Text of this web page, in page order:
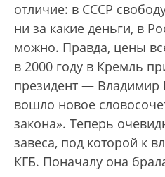
отличие: в СССР
ни за какие деньги, в
можно. Правда, цены
в 2000 году в Кремль
президент —
вошло новое
закона». Теперь
завеса, под которой к
КГБ. Поначалу она